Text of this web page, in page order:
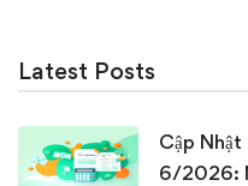
Latest Posts
Cập
6/2026: